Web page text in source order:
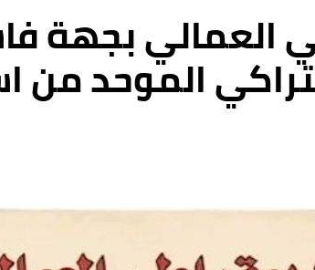
العمالي بجهة
الموحد من